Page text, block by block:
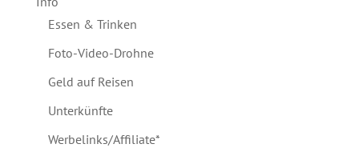
Essen & Trinken
Foto-Video-Drohne
Geld auf Reisen
Unterkünfte
Werbelinks/Affiliate*